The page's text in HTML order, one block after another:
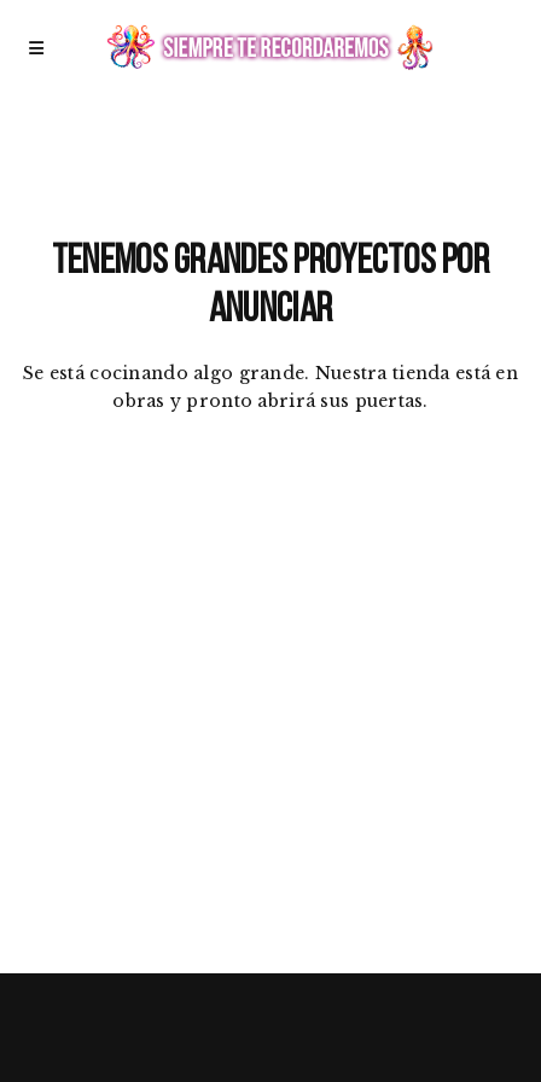
Tenemos grandes proyectos por
anunciar
Se está cocinando algo grande. Nuestra tienda está en
obras y pronto abrirá sus puertas.